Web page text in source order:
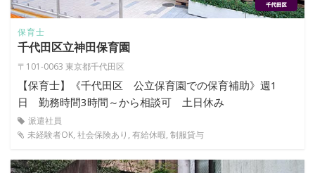
保育士
千代田区立神田保育園
〒101-0063 東京都千代田区
【保育士】《千代田区 公立保育園での保育補助》週1
日 勤務時間3時間～から相談可 土日休み
派遣社員
未経験者OK, 社会保険あり, 有給休暇, 制服貸与